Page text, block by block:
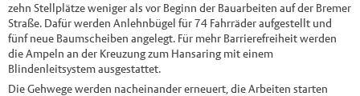
zehn Stellplätze weniger als vor Beginn der Bauarbeiten auf der Bremer
Straße. Dafür werden Anlehnbügel für 74 Fahrräder aufgestellt und
fünf neue Baumscheiben angelegt. Für mehr Barrierefreiheit werden
die Ampeln an der Kreuzung zum Hansaring mit einem
Blindenleitsystem ausgestattet.
Die Gehwege werden nacheinander erneuert, die Arbeiten starten